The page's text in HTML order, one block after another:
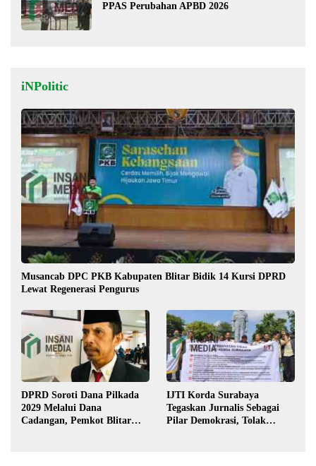
PPAS Perubahan APBD 2026
iNPolitic
Musancab DPC PKB Kabupaten Blitar Bidik 14 Kursi DPRD
Lewat Regenerasi Pengurus
DPRD Soroti Dana Pilkada
2029 Melalui Dana
Cadangan, Pemkot Blitar
IJTI Korda Surabaya
Tegaskan Jurnalis Sebagai
Pilar Demokrasi, Tolak